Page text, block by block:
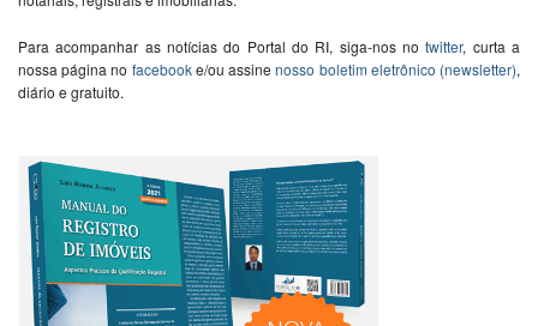
Para acompanhar as notícias do Portal do RI, siga-nos notwitter, curta a
nossa página no facebooke/ou assinenosso boletim eletrônico (newsletter),
diário e gratuito.